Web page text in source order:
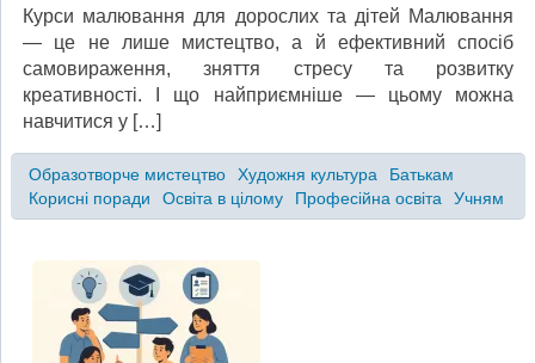
Курси малювання для дорослих та дітей Малювання
— це не лише мистецтво, а й ефективний спосіб
самовираження, зняття стресу та розвитку
креативності. І що найприємніше — цьому можна
навчитися у […]
Образотворче мистецтво Художня культура
Батькам
Корисні поради
Освіта в цілому Професійна освіта Учням